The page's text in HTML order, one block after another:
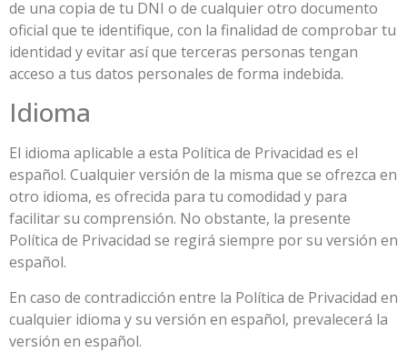
de una copia de tu DNI o de cualquier otro documento
oficial que te identifique, con la finalidad de comprobar tu
identidad y evitar así que terceras personas tengan
acceso a tus datos personales de forma indebida.
Idioma
El idioma aplicable a esta Política de Privacidad es el
español. Cualquier versión de la misma que se ofrezca en
otro idioma, es ofrecida para tu comodidad y para
facilitar su comprensión. No obstante, la presente
Política de Privacidad se regirá siempre por su versión en
español.
En caso de contradicción entre la Política de Privacidad en
cualquier idioma y su versión en español, prevalecerá la
versión en español.